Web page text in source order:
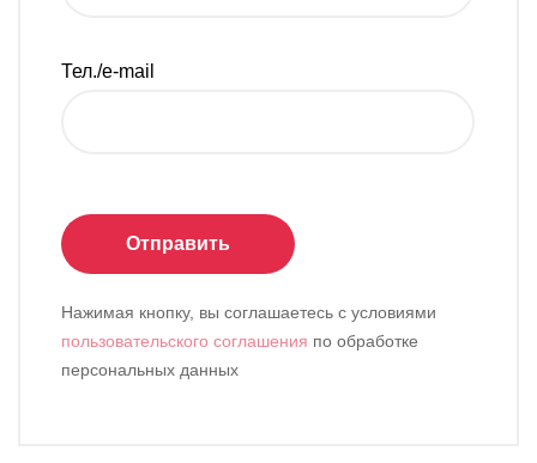
Тел./e-mail
Отправить
Нажимая кнопку, вы соглашаетесь с условиями
пользовательского соглашения по обработке
персональных данных